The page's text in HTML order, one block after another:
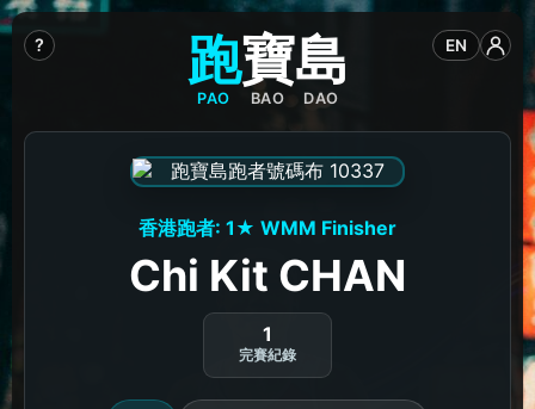
? EN
跑
PAO
寶
BAO
島
DAO
香港跑者: 1★ WMM Finisher
Chi Kit CHAN
1
完賽紀錄